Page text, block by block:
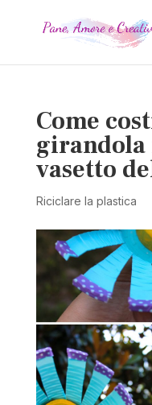
Come
vasetto
Riciclare la plastica